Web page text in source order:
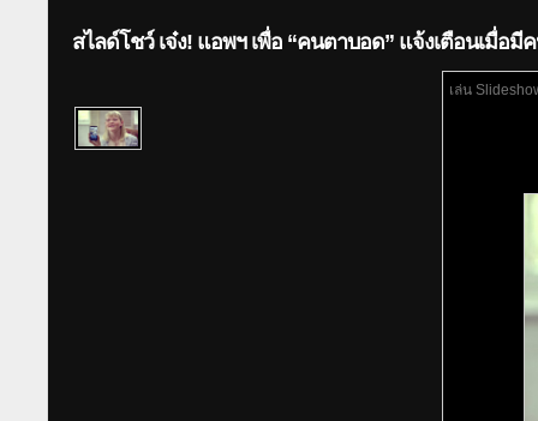
สไลด์โชว์ เจ๋ง! แอพฯ เพื่อ “คนตาบอด” แจ้งเตือนเมื่อมี
เล่น